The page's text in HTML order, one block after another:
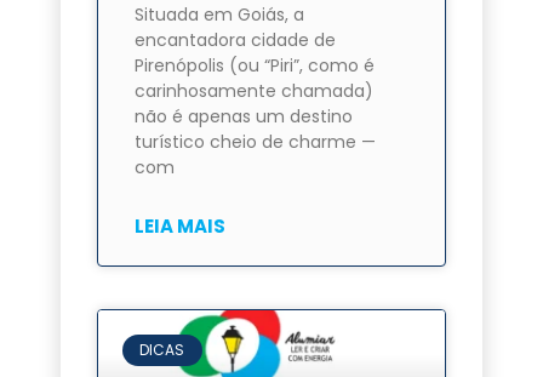
Situada em Goiás, a
encantadora cidade de
Pirenópolis (ou “Piri”, como é
carinhosamente chamada)
não é apenas um destino
turístico cheio de charme —
com
LEIA MAIS
DICAS